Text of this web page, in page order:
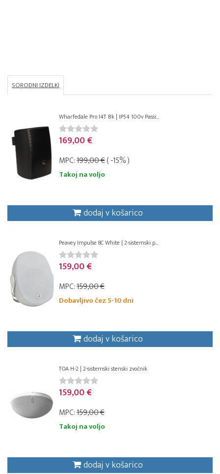
SORODNI IZDELKI
Wharfedale Pro I4T Bk | IP54 100v Passi...
169,00 €
MPC:199,00 €( -15% )
Takoj na voljo
dodaj v košarico
Peavey Impulse 8C White | 2-sistemski p...
159,00 €
MPC:159,00 €
Dobavljivo čez 5-10 dni
dodaj v košarico
TOA H-2 | 2-sistemski stenski zvočnik
159,00 €
MPC:159,00 €
Takoj na voljo
dodaj v košarico